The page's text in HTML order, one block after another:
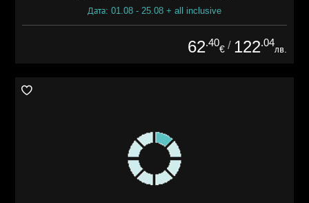
Дата: 01.08 - 25.08 + all inclusive
62.40
€ / 122.04
лв.